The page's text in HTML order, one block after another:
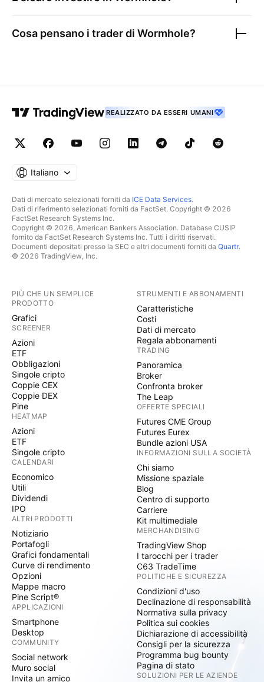
Cosa pensano i trader di Wormhole?
REALIZZATO DA ESSERI UMANI
Italiano
Dati di mercato selezionati forniti da ICE Data Services.
Dati di riferimento selezionati forniti da FactSet. Copyright © 2026
FactSet Research Systems Inc.
Copyright © 2026, American Bankers Association. Database CUSIP
fornito da FactSet Research Systems Inc. Tutti i diritti riservati.
Documenti depositati presso la SEC e altri documenti forniti da Quartr.
© 2026 TradingView, Inc.
PIÙ CHE UN SEMPLICE
PRODOTTO
Grafici
SCREENER
Azioni
ETF
Obbligazioni
Singole cripto
Coppie CEX
Coppie DEX
Pine
HEATMAP
Azioni
ETF
Singole cripto
CALENDARI
Economico
Utili
Dividendi
IPO
ALTRI PRODOTTI
Notiziario
Portafogli
Grafici fondamentali
Curve di rendimento
Opzioni
Mappe macro
Pine Script®
APPLICAZIONI
Smartphone
Desktop
COMMUNITY
Social network
Muro social
Invita un amico
STRUMENTI E ABBONAMENTI
Caratteristiche
Costi
Dati di mercato
Regala abbonamenti
TRADING
Panoramica
Broker
Confronta broker
The Leap
OFFERTE SPECIALI
Futures CME Group
Futures Eurex
Bundle azioni USA
INFORMAZIONI SULLA SOCIETÀ
Chi siamo
Missione spaziale
Blog
Centro di supporto
Carriere
Kit multimediale
MERCHANDISING
TradingView Shop
I tarocchi per i trader
C63 TradeTime
POLITICHE E SICUREZZA
Condizioni d'uso
Declinazione di responsabilità
Normativa sulla privacy
Politica sui cookies
Dichiarazione di accessibilità
Consigli per la sicurezza
Programma bug bounty
Pagina di stato
SOLUZIONI PER LE AZIENDE